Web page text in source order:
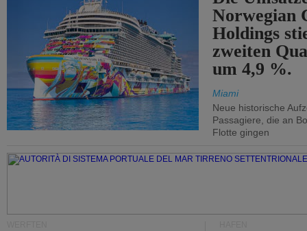
Norwegian
Holdings
zweiten
um 4,9 %.
Miami
Neue historische
Passagiere, die an
Flotte gingen